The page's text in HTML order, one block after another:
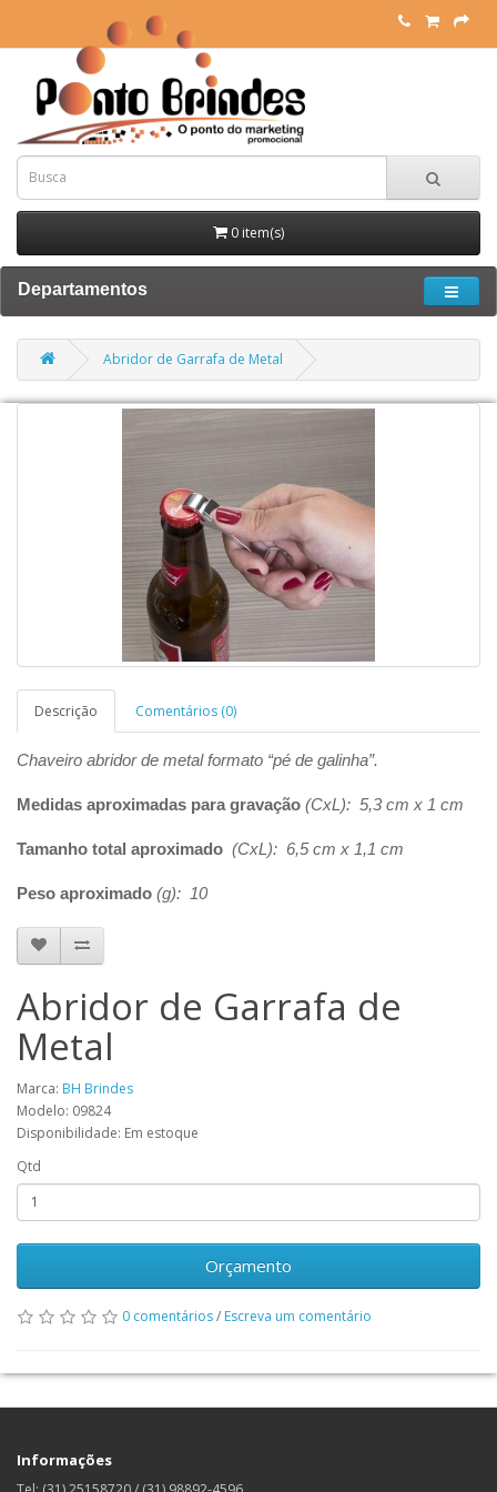
0 item(s)
Departamentos
Abridor de Garrafa de Metal
Descrição Comentários (0)
Chaveiro abridor de metal formato “pé de galinha”.
Medidas aproximadas para gravação (CxL): 5,3 cm x 1 cm
Tamanho total aproximado (CxL): 6,5 cm x 1,1 cm
Peso aproximado (g): 10
Abridor de Garrafa de
Metal
Marca: BH Brindes
Modelo: 09824
Disponibilidade: Em estoque
Qtd
Orçamento
0 comentários/ Escreva um comentário
Informações